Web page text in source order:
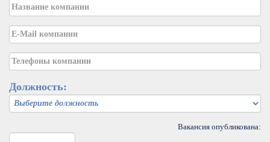
Должность:
Вакансия опубликована: